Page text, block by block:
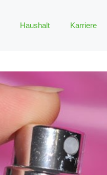
Haushalt Karriere